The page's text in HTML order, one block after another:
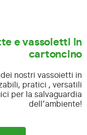
e vassoietti in
cartoncino
nostri vassoietti in
pratici , versatili
per la salvaguardia
dell’ambiente!